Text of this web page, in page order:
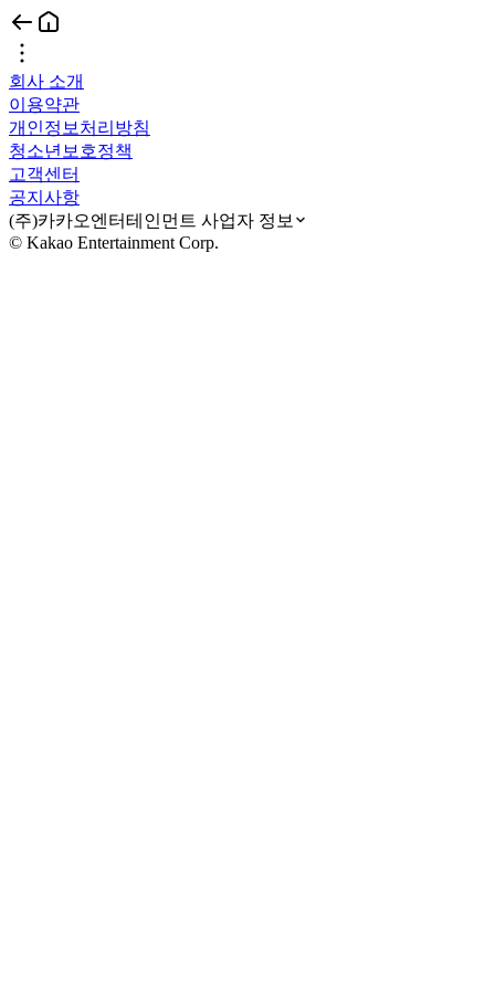
회사 소개
이용약관
개인정보처리방침
청소년보호정책
고객센터
공지사항
(주)카카오엔터테인먼트 사업자 정보
© Kakao Entertainment Corp.